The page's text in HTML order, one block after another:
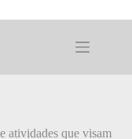
atividades que visam